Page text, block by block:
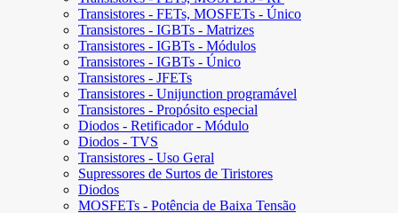
Transistores - FETs, MOSFETs - Único
Transistores - IGBTs - Matrizes
Transistores - IGBTs - Módulos
Transistores - IGBTs - Único
Transistores - JFETs
Transistores - Unijunction programável
Transistores - Propósito especial
Diodos - Retificador - Módulo
Diodos - TVS
Transistores - Uso Geral
Supressores de Surtos de Tiristores
Diodos
MOSFETs - Potência de Baixa Tensão